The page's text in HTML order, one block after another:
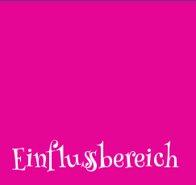
Einflussbereich